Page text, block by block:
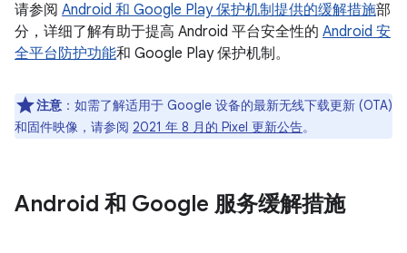
请参阅 Android 和 Google Play 保护机制提供的缓解措施部
分，详细了解有助于提高 Android 平台安全性的 Android 安
全平台防护功能和 Google Play 保护机制。
注意 ：如需了解适用于 Google 设备的最新无线下载更新 (OTA)
和固件映像，请参阅 2021 年 8 月的 Pixel 更新公告。
Android 和 Google 服务缓解措施